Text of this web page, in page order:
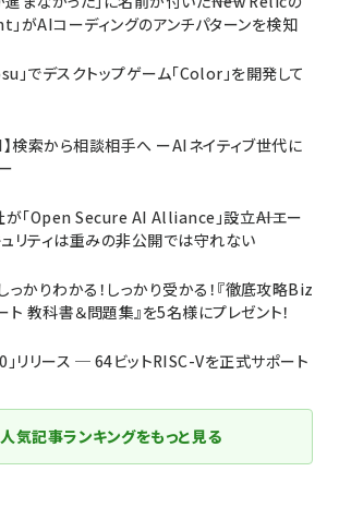
がAIコーディングのアンチパターンを検知
」でデスクトップゲーム「Color」を開発して
】検索から相談相手へ ーAIネイティブ世代に
「Open Secure AI Alliance」設立――AIエー
ュリティは重みの非公開では守れない
かりわかる！しっかり受かる！『徹底攻略Biz
教科書＆問題集』を5名様にプレゼント！
リリース ─ 64ビットRISC-Vを正式サポート
人気記事ランキングをもっと見る